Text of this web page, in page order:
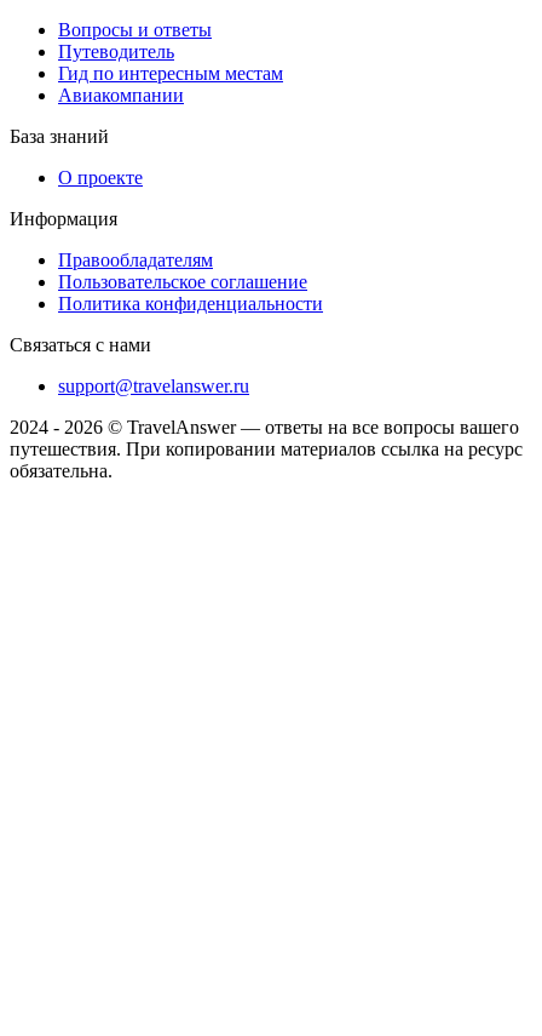
Вопросы и ответы
Путеводитель
Гид по интересным местам
Авиакомпании
База знаний
О проекте
Информация
Правообладателям
Пользовательское соглашение
Политика конфиденциальности
Связаться с нами
support@travelanswer.ru
2024 - 2026 © TravelAnswer — ответы на все вопросы вашего
путешествия. При копировании материалов ссылка на ресурс
обязательна.